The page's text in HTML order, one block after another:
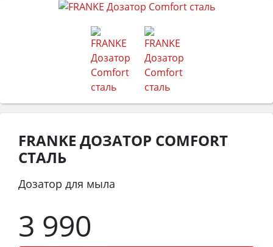
FRANKE ДОЗАТОР COMFORT
СТАЛЬ
Дозатор для мыла
3 990